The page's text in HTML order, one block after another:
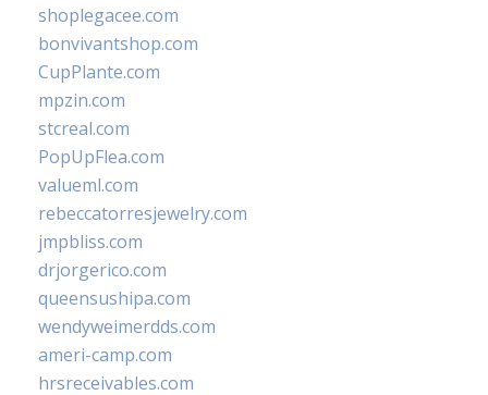
shoplegacee.com
bonvivantshop.com
CupPlante.com
mpzin.com
stcreal.com
PopUpFlea.com
valueml.com
rebeccatorresjewelry.com
jmpbliss.com
drjorgerico.com
queensushipa.com
wendyweimerdds.com
ameri-camp.com
hrsreceivables.com